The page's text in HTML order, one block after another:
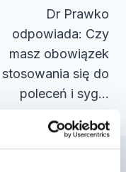
Dr Prawko
odpowiada: Czy
masz obowiązek
stosowania się do
poleceń i syg…